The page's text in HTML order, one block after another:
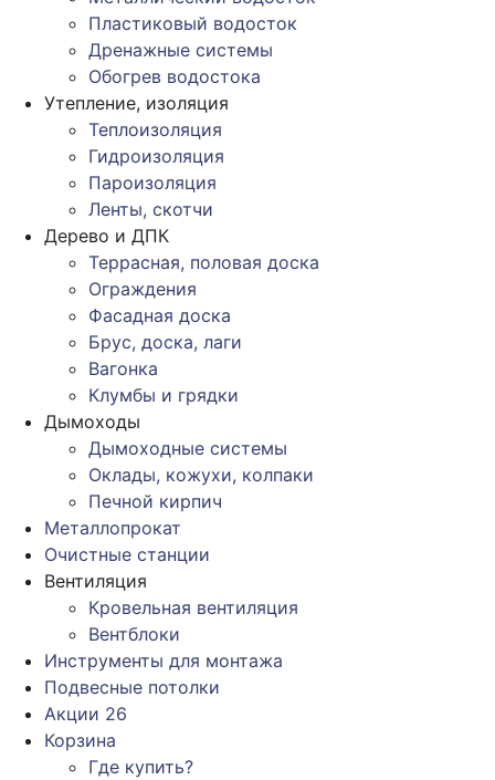
Пластиковый водосток
Дренажные системы
Обогрев водостока
Утепление, изоляция
Теплоизоляция
Гидроизоляция
Пароизоляция
Ленты, скотчи
Дерево и ДПК
Террасная, половая доска
Ограждения
Фасадная доска
Брус, доска, лаги
Вагонка
Клумбы и грядки
Дымоходы
Дымоходные системы
Оклады, кожухи, колпаки
Печной кирпич
Металлопрокат
Очистные станции
Вентиляция
Кровельная вентиляция
Вентблоки
Инструменты для монтажа
Подвесные потолки
Акции 26
Корзина
Где купить?